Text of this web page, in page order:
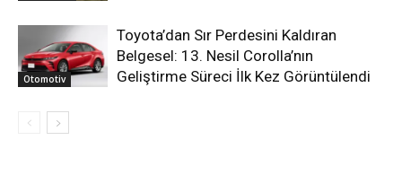
Otomotiv
Toyota’dan Sır Perdesini Kaldıran
Belgesel: 13. Nesil Corolla’nın
Geliştirme Süreci İlk Kez Görüntülendi